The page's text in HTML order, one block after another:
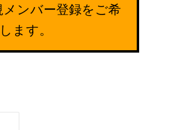
ンバー登録をご希
ます。